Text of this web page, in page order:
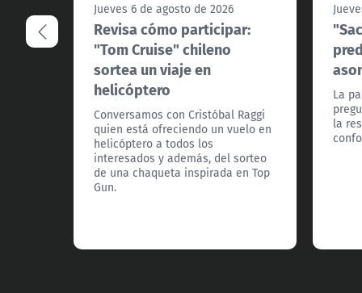
Jueves 6 de agosto de 2026
Revisa cómo participar:
"Tom Cruise" chileno
sortea un viaje en
helicóptero
Conversamos con Cristóbal Raggi
quien está ofreciendo un vuelo en
helicóptero a todos los
interesados y además, del sorteo
de una chaqueta inspirada en Top
Gun.
La
la